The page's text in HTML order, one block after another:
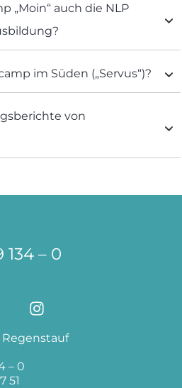
„Moin“ auch die NLP
im Süden („Servus“)?
von
– 0
Regenstauf
– 0
51